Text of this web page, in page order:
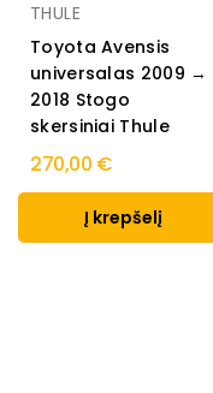
THULE
Toyota Avensis
universalas 2009 →
2018 Stogo
skersiniai Thule
270,00 €
Į krepšelį